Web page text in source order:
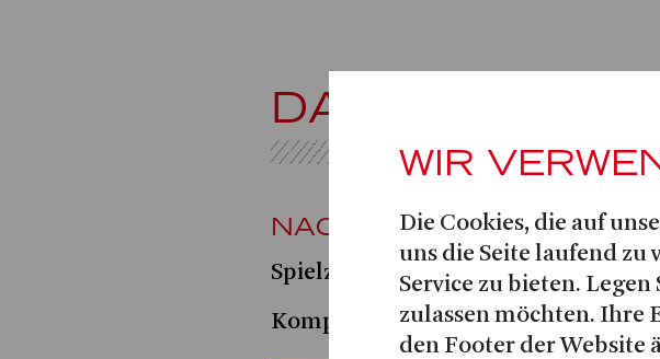
DAS KLEINE
NACH DEM BUCH VON
Spielzeit 2023|24
Komposition:Helena Cánovas Parés|
WIR
Die Cookies, die auf
uns die Seite laufend zu
Service zu bieten. Legen
zulassen möchten. Ihre
den Footer der Website